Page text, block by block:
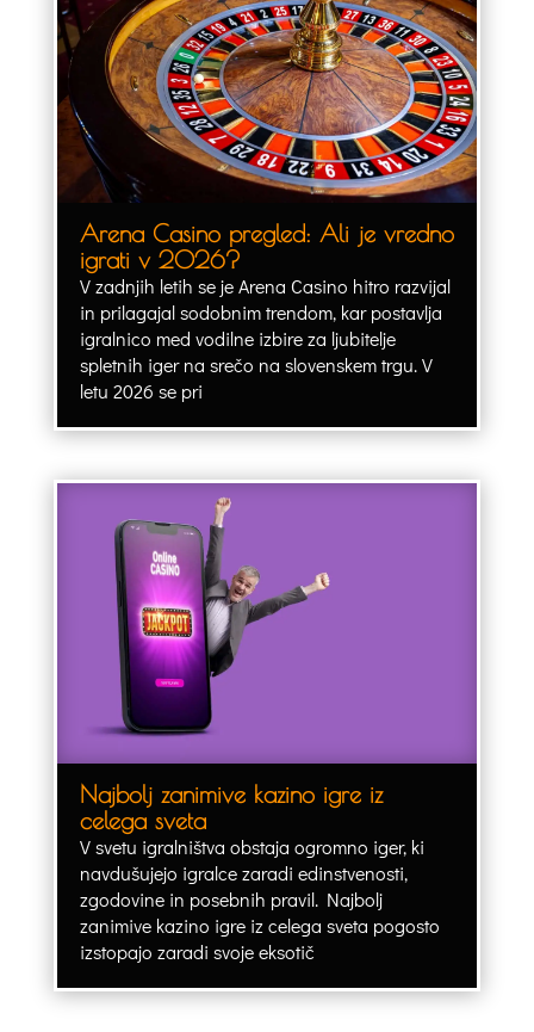
Arena Casino pregled: Ali je vredno
igrati v 2026?
V zadnjih letih se je Arena Casino hitro razvijal
in prilagajal sodobnim trendom, kar postavlja
igralnico med vodilne izbire za ljubitelje
spletnih iger na srečo na slovenskem trgu. V
letu 2026 se pri
Najbolj zanimive kazino igre iz
celega sveta
V svetu igralništva obstaja ogromno iger, ki
navdušujejo igralce zaradi edinstvenosti,
zgodovine in posebnih pravil. Najbolj
zanimive kazino igre iz celega sveta pogosto
izstopajo zaradi svoje eksotič